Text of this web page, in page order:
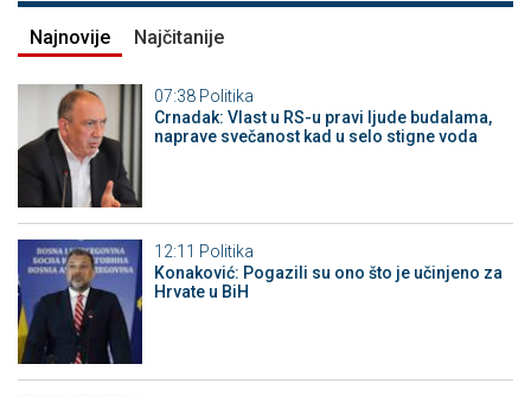
Najnovije Najčitanije
07:38 Politika
Crnadak: Vlast u RS-u pravi ljude budalama,
naprave svečanost kad u selo stigne voda
12:11 Politika
Konaković: Pogazili su ono što je učinjeno za
Hrvate u BiH